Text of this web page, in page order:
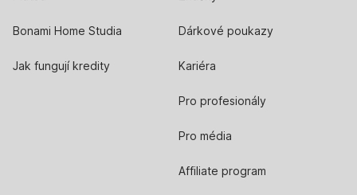
Bonami Home Studia
Jak fungují kredity
Dárkové poukazy
Kariéra
Pro profesionály
Pro média
Affiliate program